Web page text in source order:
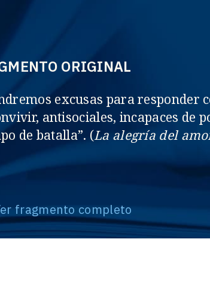
ORIGINAL
excusas para responder
antisociales, incapaces de
de batalla”. (La alegría del
fragmento completo